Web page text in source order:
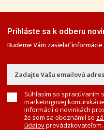
Prihláste sa k odberu
Budeme Vám zasielať
Súhlasím so spracúvaním
marketingovej
informácií o novinkách
že som sa oboznámil so
údajovprevádzkovateľom.